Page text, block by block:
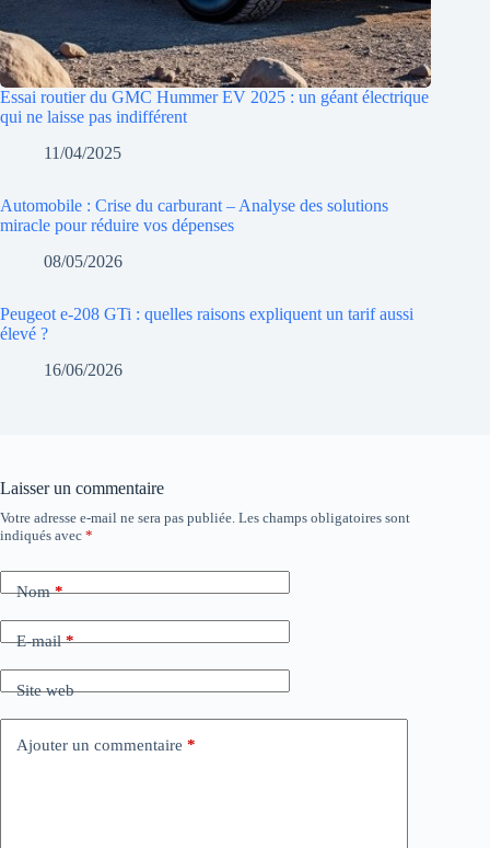
Essai routier du GMC Hummer EV 2025 : un géant électrique
qui ne laisse pas indifférent
11/04/2025
Automobile : Crise du carburant – Analyse des solutions
miracle pour réduire vos dépenses
08/05/2026
Peugeot e-208 GTi : quelles raisons expliquent un tarif aussi
élevé ?
16/06/2026
Laisser un commentaire
Votre adresse e-mail ne sera pas publiée. Les champs obligatoires sont
indiqués avec *
Nom*
E-mail*
Site web
Ajouter un commentaire *